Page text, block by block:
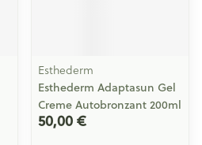
Esthederm
Esthederm Adaptasun Gel
Creme Autobronzant 200ml
50,00 €